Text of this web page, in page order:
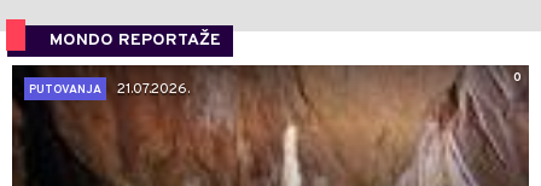
MONDO REPORTAŽE
0
PUTOVANJA
21.07.2026.